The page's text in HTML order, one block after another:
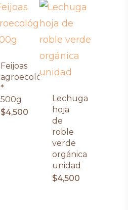
Feijoas
agroecológicas
*
500g
$4,500
Lechuga
hoja
de
roble
verde
orgánica
unidad
$4,500